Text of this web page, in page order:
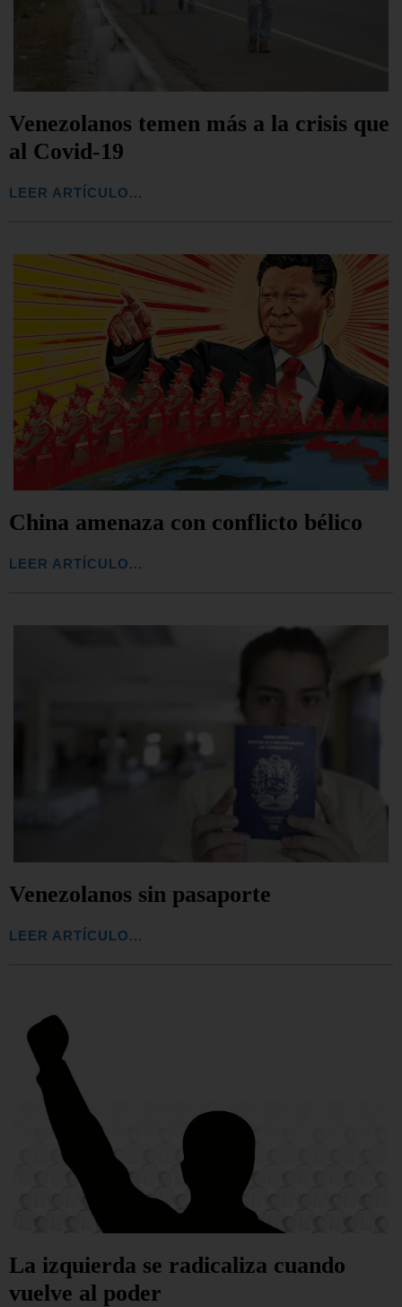
Venezolanos temen más a la crisis que
al Covid-19
LEER ARTÍCULO...
China amenaza con conflicto bélico
LEER ARTÍCULO...
Venezolanos sin pasaporte
LEER ARTÍCULO...
La izquierda se radicaliza cuando
vuelve al poder